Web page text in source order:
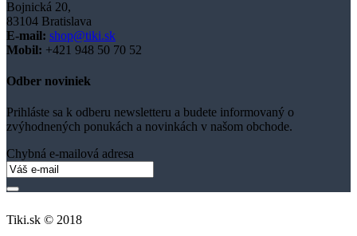
Bojnická 20,
83104 Bratislava
E-mail: shop@tiki.sk
Mobil: +421 948 50 70 52
Odber noviniek
Prihláste sa k odberu newsletteru a budete informovaný o
zvýhodnených ponukách a novinkách v našom obchode.
Chybná e-mailová adresa
Tiki.sk © 2018